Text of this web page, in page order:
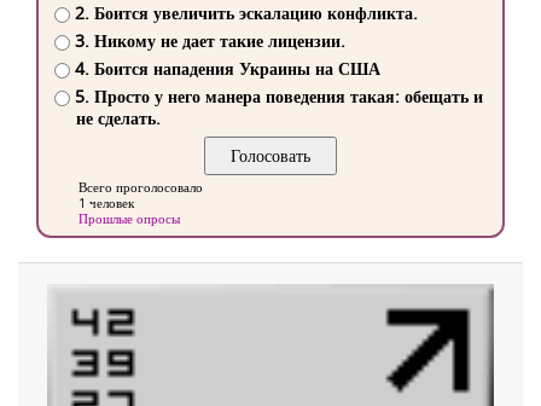
2. Боится увеличить эскалацию конфликта.
3. Никому не дает такие лицензии.
4. Боится нападения Украины на США
5. Просто у него манера поведения такая: обещать и
не сделать.
Всего проголосовало
1 человек
Прошлые опросы